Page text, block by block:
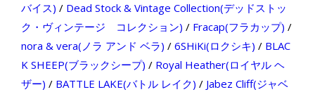
バイス) / Dead Stock & Vintage Collection(デッドストッ
ク・ヴィンテージ コレクション) / Fracap(フラカップ) /
nora & vera(ノラ アンド ベラ) / 6SHiKi(ロクシキ) / BLAC
K SHEEP(ブラックシープ) / Royal Heather(ロイヤル ヘ
ザー) / BATTLE LAKE(バトル レイク) / Jabez Cliff(ジャベ